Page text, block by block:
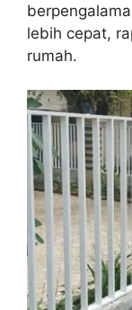
lebih cepat,
rumah.